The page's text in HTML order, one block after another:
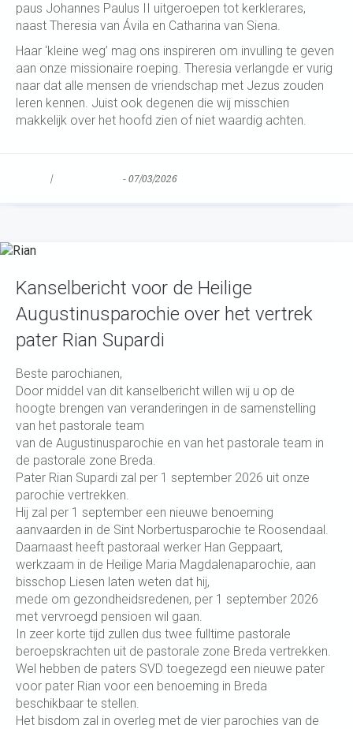
paus Johannes Paulus II uitgeroepen tot kerklerares,
naast Theresia van Ávila en Catharina van Siena.
Haar ‘kleine weg’ mag ons inspireren om invulling te geven
aan onze missionaire roeping. Theresia verlangde er vurig
naar dat alle mensen de vriendschap met Jezus zouden
leren kennen. Juist ook degenen die wij misschien
makkelijk over het hoofd zien of niet waardig achten.
/ - 07/03/2026
Kanselbericht voor de Heilige
Augustinusparochie over het vertrek
pater Rian Supardi
Beste parochianen,
Door middel van dit kanselbericht willen wij u op de
hoogte brengen van veranderingen in de samenstelling
van het pastorale team
van de Augustinusparochie en van het pastorale team in
de pastorale zone Breda.
Pater Rian Supardi zal per 1 september 2026 uit onze
parochie vertrekken.
Hij zal per 1 september een nieuwe benoeming
aanvaarden in de Sint Norbertusparochie te Roosendaal.
Daarnaast heeft pastoraal werker Han Geppaart,
werkzaam in de Heilige Maria Magdalenaparochie, aan
bisschop Liesen laten weten dat hij,
mede om gezondheidsredenen, per 1 september 2026
met vervroegd pensioen wil gaan.
In zeer korte tijd zullen dus twee fulltime pastorale
beroepskrachten uit de pastorale zone Breda vertrekken.
Wel hebben de paters SVD toegezegd een nieuwe pater
voor pater Rian voor een benoeming in Breda
beschikbaar te stellen.
Het bisdom zal in overleg met de vier parochies van de